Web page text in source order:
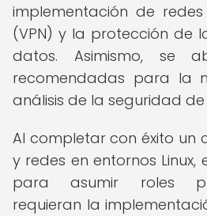
implementación de
(VPN) y la protección de
datos. Asimismo, se
recomendadas para la
análisis de la seguridad de
Al completar con éxito un
y redes en entornos
para asumir roles
requieran la